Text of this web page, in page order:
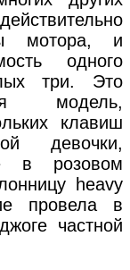
мотора, и
одного
три. Это
модель,
клавиш
девочки,
в розовом
heavy
провела в
частной